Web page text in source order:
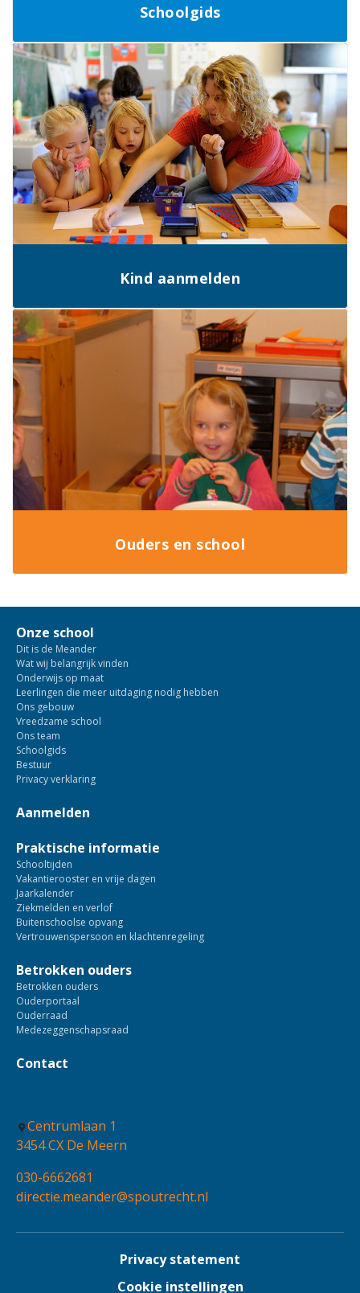
Schoolgids
Kind aanmelden
Ouders en school
Onze school
Dit is de Meander
Wat wij belangrijk vinden
Onderwijs op maat
Leerlingen die meer uitdaging nodig hebben
Ons gebouw
Vreedzame school
Ons team
Schoolgids
Bestuur
Privacy verklaring
Aanmelden
Praktische informatie
Schooltijden
Vakantierooster en vrije dagen
Jaarkalender
Ziekmelden en verlof
Buitenschoolse opvang
Vertrouwenspersoon en klachtenregeling
Betrokken ouders
Betrokken ouders
Ouderportaal
Ouderraad
Medezeggenschapsraad
Contact
Centrumlaan 1
3454 CX De Meern
030-6662681
directie.meander@spoutrecht.nl
Privacy statement
Cookie instellingen